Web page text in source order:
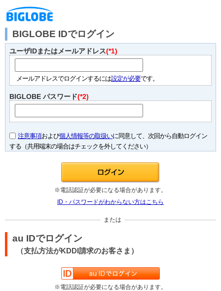
BIGLOBE IDでログイン
ユーザIDまたはメールアドレス(*1)
メールアドレスでログインするには設定が必要です。
BIGLOBE パスワード(*2)
注意事項および個人情報等の取扱いに同意して、次回から自動ログイン
する（共用端末の場合はチェックを外してください）
※電話認証が必要になる場合があります。
ID・パスワードがわからない方はこちら
または
au IDでログイン
（支払方法がKDDI請求のお客さま）
※電話認証が必要になる場合があります。